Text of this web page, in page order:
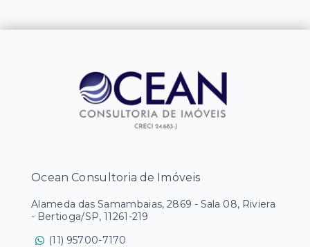
Ocean Consultoria de Imóveis
Alameda das Samambaias, 2869 - Sala 08, Riviera
- Bertioga/SP, 11261-219
(11) 95700-7170